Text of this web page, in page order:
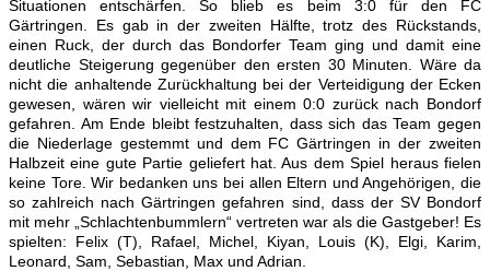
Situationen entschärfen. So blieb es beim 3:0 für den FC
Gärtringen.
Es gab in der zweiten Hälfte, trotz des Rückstands,
einen Ruck, der durch das Bondorfer Team ging und damit eine
deutliche Steigerung gegenüber den ersten 30 Minuten. Wäre da
nicht die anhaltende Zurückhaltung bei der Verteidigung der Ecken
gewesen, wären wir vielleicht mit einem 0:0 zurück nach Bondorf
gefahren. Am Ende bleibt festzuhalten, dass sich das Team gegen
die Niederlage gestemmt und dem FC Gärtringen in der zweiten
Halbzeit eine gute Partie geliefert hat. Aus dem Spiel heraus fielen
keine Tore. Wir bedanken uns bei allen Eltern und Angehörigen, die
so zahlreich nach Gärtringen gefahren sind, dass der SV Bondorf
mit mehr „Schlachtenbummlern“ vertreten war als die Gastgeber! Es
spielten: Felix (T), Rafael, Michel, Kiyan, Louis (K), Elgi, Karim,
Leonard, Sam, Sebastian, Max und Adrian.